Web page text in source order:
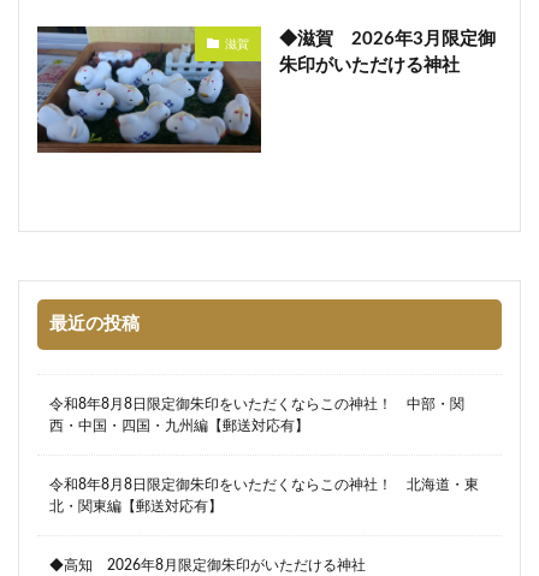
滋賀
◆滋賀 2026年3月限定御
朱印がいただける神社
最近の投稿
令和8年8月8日限定御朱印をいただくならこの神社！ 中部・関
西・中国・四国・九州編【郵送対応有】
令和8年8月8日限定御朱印をいただくならこの神社！ 北海道・東
北・関東編【郵送対応有】
◆高知 2026年8月限定御朱印がいただける神社